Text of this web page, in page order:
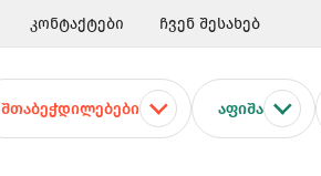
კონტაქტები ჩვენ შესახებ
ᲨᲗᲐᲑᲔᲭᲓᲘᲚᲔᲑᲔᲑᲘ ᲐᲤᲘᲨᲐ